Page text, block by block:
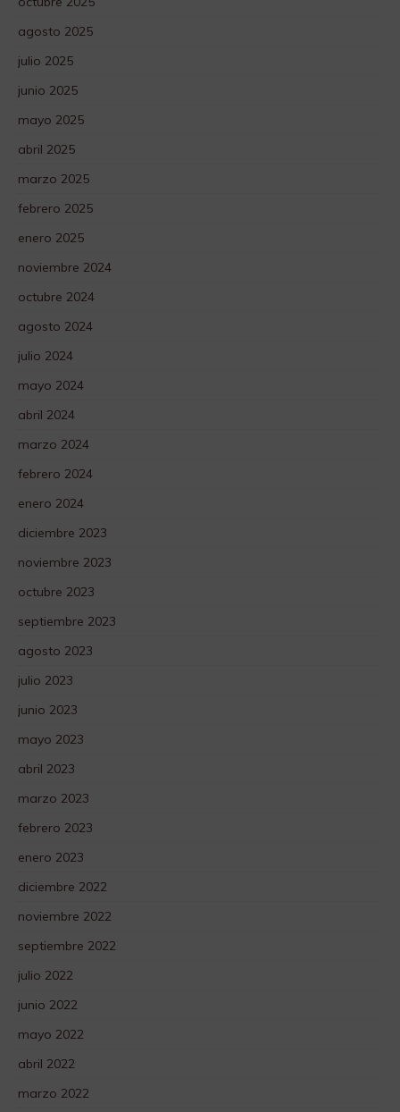
agosto 2025
julio 2025
junio 2025
mayo 2025
abril 2025
marzo 2025
febrero 2025
enero 2025
noviembre 2024
octubre 2024
agosto 2024
julio 2024
mayo 2024
abril 2024
marzo 2024
febrero 2024
enero 2024
diciembre 2023
noviembre 2023
octubre 2023
septiembre 2023
agosto 2023
julio 2023
junio 2023
mayo 2023
abril 2023
marzo 2023
febrero 2023
enero 2023
diciembre 2022
noviembre 2022
septiembre 2022
julio 2022
junio 2022
mayo 2022
abril 2022
marzo 2022